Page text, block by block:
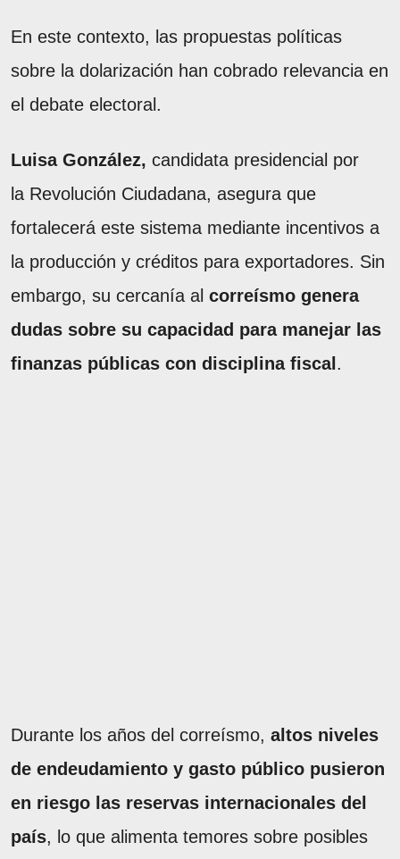
En este contexto, las propuestas políticas
sobre la dolarización han cobrado relevancia en
el debate electoral.
Luisa González, candidata presidencial por
la Revolución Ciudadana, asegura que
fortalecerá este sistema mediante incentivos a
la producción y créditos para exportadores. Sin
embargo, su cercanía al correísmo genera
dudas sobre su capacidad para manejar las
finanzas públicas con disciplina fiscal .
Durante los años del correísmo, altos niveles
de endeudamiento y gasto público pusieron
en riesgo las reservas internacionales del
país, lo que alimenta temores sobre posibles